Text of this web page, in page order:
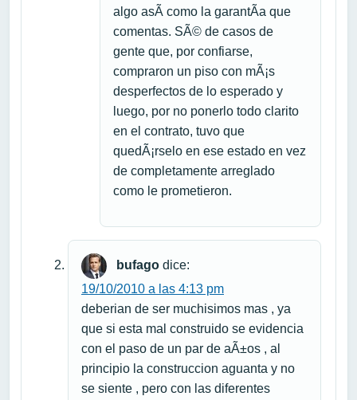
algo asÃ­ como la garantÃ­a que
comentas. SÃ© de casos de
gente que, por confiarse,
compraron un piso con mÃ¡s
desperfectos de lo esperado y
luego, por no ponerlo todo clarito
en el contrato, tuvo que
quedÃ¡rselo en ese estado en vez
de completamente arreglado
como le prometieron.
bufago dice:
19/10/2010 a las 4:13 pm
deberian de ser muchisimos mas , ya
que si esta mal construido se evidencia
con el paso de un par de aÃ±os , al
principio la construccion aguanta y no
se siente , pero con las diferentes